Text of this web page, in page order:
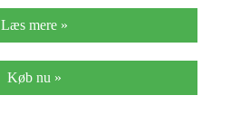
Læs mere »
Køb nu »